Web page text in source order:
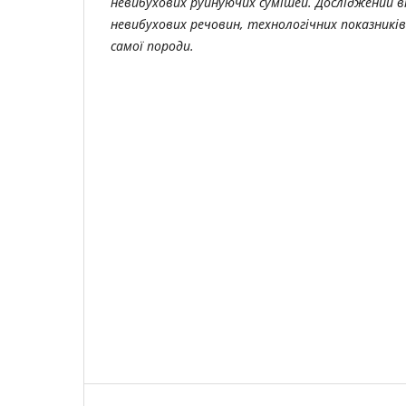
невибухових речовин, технологічних
самої породи.